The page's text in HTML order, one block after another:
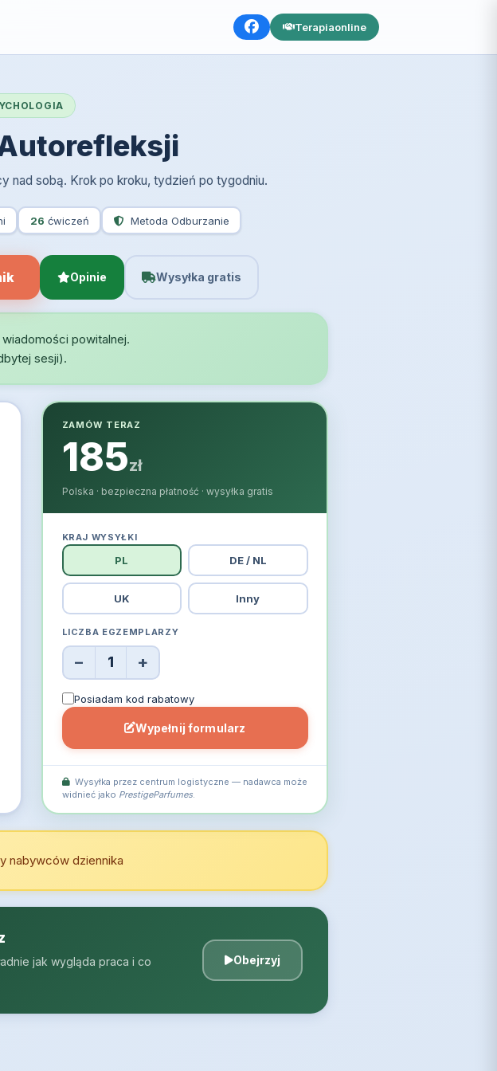
Terapiaonline
nad sobą. Krok po kroku, tydzień po tygodniu.
26 ćwiczeń Metoda Odburzanie
Opinie Wysyłka gratis
powitalnej.
sesji).
ZAMÓW TERAZ
185zł
Polska · bezpieczna płatność · wysyłka gratis
KRAJ WYSYŁKI
PL DE / NL
UK Inny
LICZBA EGZEMPLARZY
− 1 +
Posiadam kod rabatowy
Wypełnij formularz
Wysyłka przez centrum logistyczne — nadawca może
widnieć jako PrestigeParfumes.
nabywców dziennika
jak wygląda praca i co
Obejrzyj